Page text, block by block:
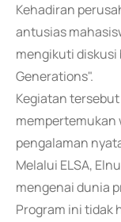
Kehadiran
antusias
mengikuti
Generations".
Kegiatan
mempertemukan
pengalaman
Melalui ELSA,
mengenai dunia
Program ini tidak